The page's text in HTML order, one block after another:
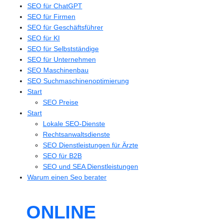
SEO für ChatGPT
SEO für Firmen
SEO für Geschäftsführer
SEO für KI
SEO für Selbstständige
SEO für Unternehmen
SEO Maschinenbau
SEO Suchmaschinenoptimierung
Start
SEO Preise
Start
Lokale SEO-Dienste
Rechtsanwaltsdienste
SEO Dienstleistungen für Ärzte
SEO für B2B
SEO und SEA Dienstleistungen
Warum einen Seo berater
ONLINE